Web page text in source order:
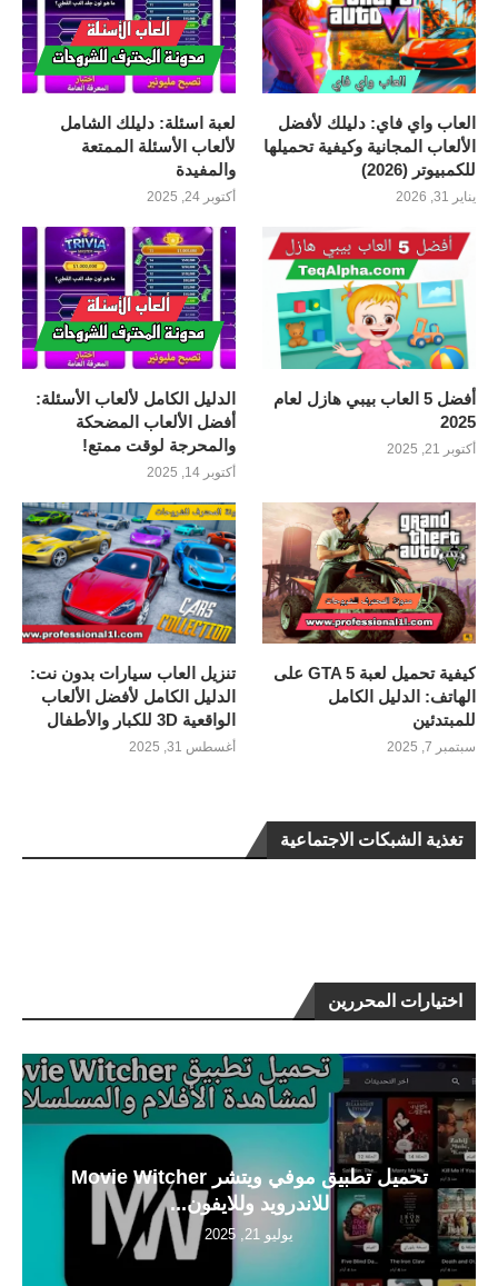
العاب واي فاي: دليلك لأفضل
الألعاب المجانية وكيفية تحميلها
للكمبيوتر (2026)
يناير 31, 2026
لعبة اسئلة: دليلك الشامل
لألعاب الأسئلة الممتعة
والمفيدة
أكتوبر 24, 2025
أفضل 5 العاب بيبي هازل لعام
2025
أكتوبر 21, 2025
الدليل الكامل لألعاب الأسئلة:
أفضل الألعاب المضحكة
والمحرجة لوقت ممتع!
أكتوبر 14, 2025
كيفية تحميل لعبة GTA 5 على
الهاتف: الدليل الكامل
للمبتدئين
سبتمبر 7, 2025
تنزيل العاب سيارات بدون نت:
الدليل الكامل لأفضل الألعاب
الواقعية 3D للكبار والأطفال
أغسطس 31, 2025
تغذية الشبكات الاجتماعية
اختيارات المحررين
تحميل تطبيق موفي ويتشر Movie Witcher
للاندرويد وللايفون...
يوليو 21, 2025